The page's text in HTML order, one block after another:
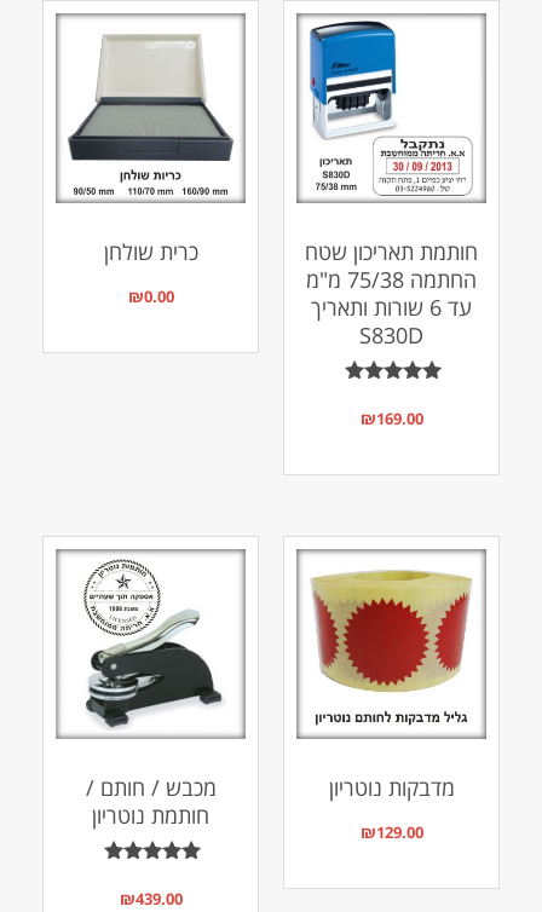
חותמת תאריכון שטח
החתמה 75/38 מ"מ
עד 6 שורות ותאריך
S830D
5.00
₪169.00
כרית שולחן
₪0.00
מדבקות נוטריון
₪129.00
מכבש / חותם /
חותמת נוטריון
5.00
₪439.00